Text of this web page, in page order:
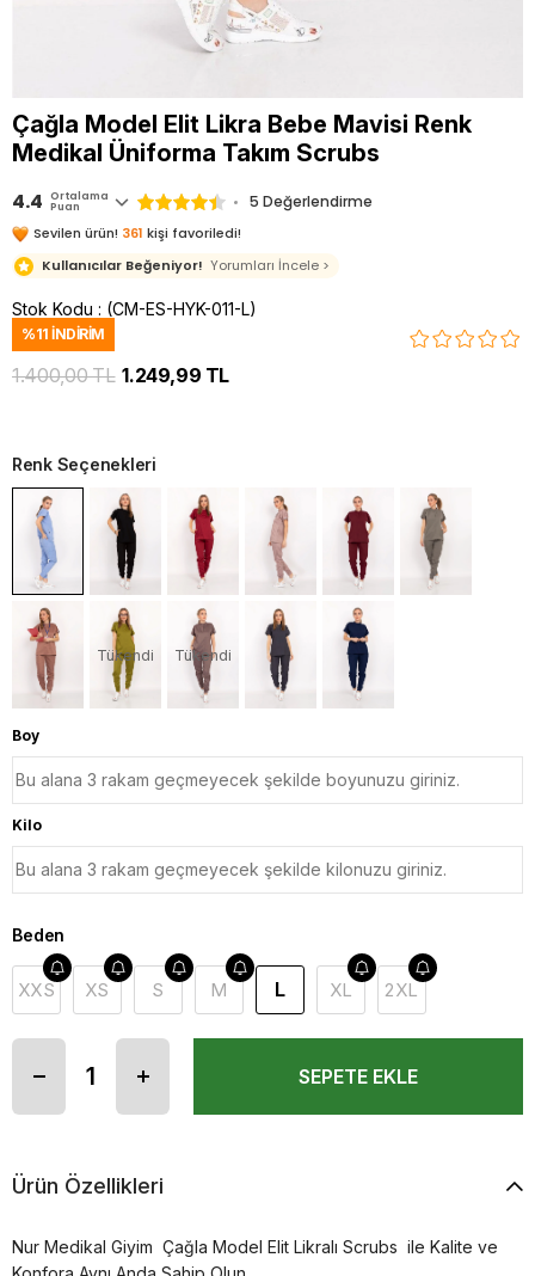
Çağla Model Elit Likra Bebe Mavisi Renk
Medikal Üniforma Takım Scrubs
4.4 Ortalama
Puan 5 Değerlendirme
Sevilen ürün! 361 kişi favoriledi!
Kullanıcılar Beğeniyor! Yorumları İncele >
Stok Kodu (CM-ES-HYK-011-L)
%11 İNDIRIM
1.400,00 TL 1.249,99 TL
Renk Seçenekleri
Tükendi Tükendi
Boy
Kilo
Beden
XXS XS S M L XL 2XL
Ürün Özellikleri
Nur Medikal Giyim Çağla Model Elit Likralı Scrubs ile Kalite ve